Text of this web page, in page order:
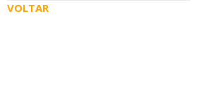
VOLTAR